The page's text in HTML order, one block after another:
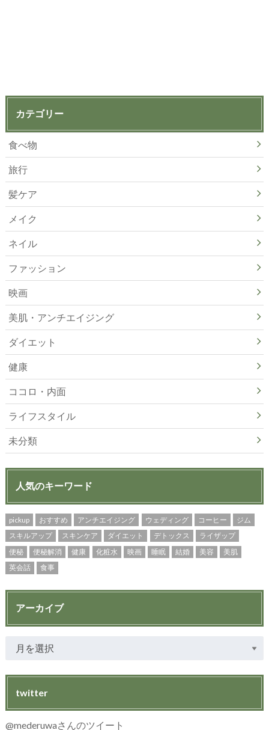
カテゴリー
食べ物
旅行
髪ケア
メイク
ネイル
ファッション
映画
美肌・アンチエイジング
ダイエット
健康
ココロ・内面
ライフスタイル
未分類
人気のキーワード
pickup おすすめ アンチエイジング ウェディング コーヒー
ジム
スキルアップ
スキンケア ダイエット デトックス
ライザップ
便秘
便秘解消 健康 化粧水 映画 睡眠 結婚 美容
美肌
英会話
食事
アーカイブ
twitter
@mederuwaさんのツイート